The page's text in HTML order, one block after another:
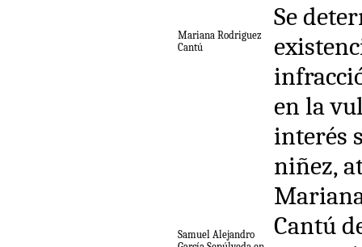
Mariana Rodriguez
Cantú
Se
en la
interés
niñez,
Cantú
Samuel Alejandro